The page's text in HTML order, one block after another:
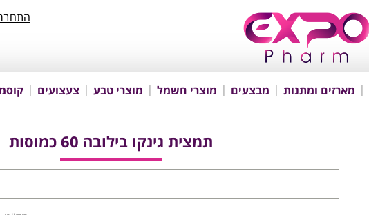
מארזים ומתנות מבצעים מוצרי חשמל מוצרי טבע צעצועים
תמצית גינקו בילובה 60 כמוסות